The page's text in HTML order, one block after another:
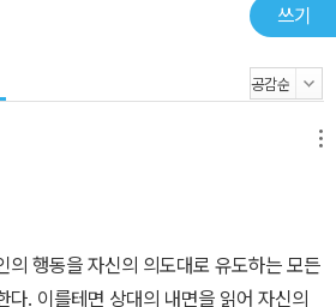
혀 없어도 면접만 보면 일자리를 얻어냈
음의 원리(사회공학)를 체계화했다. 실전
을 고안해서 미국 국방부를 비롯하여 전
들에 강연을 제공하기도 했다. 이 책은
먼 해킹에 관한 최고의 지침서이다. 전작
이 보안 전문가를 대상으로 한 책이었다
쓰기
의 행동을 자신의 의도대로 유도하는 모든
다. 이를테면 상대의 내면을 읽어 자신의